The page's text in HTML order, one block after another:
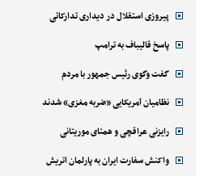
پیروزی استقلال در دیداری تدارکاتی
پاسخ قالیباف به ترامپ
گفت وگوی رئیس جمهور با مردم
نظامیان آمریکایی «ضربه مغزی» شدند
رایزنی عراقچی و همتای موریتانی
واکنش سفارت ایران به پارلمان اتریش